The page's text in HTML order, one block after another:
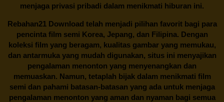
menjaga privasi pribadi dalam menikmati hiburan ini.
Rebahan21Download telah menjadi pilihan favorit bagi para
pencinta film semi Korea, Jepang, dan Filipina. Dengan
koleksi film yang beragam, kualitas gambar yang memukau,
dan antarmuka yang mudah digunakan, situs ini menyajikan
pengalaman menonton yang menyenangkan dan
memuaskan. Namun, tetaplah bijak dalam menikmati film
semi dan pahami batasan-batasan yang ada untuk menjaga
pengalaman menonton yang aman dan nyaman bagi semua